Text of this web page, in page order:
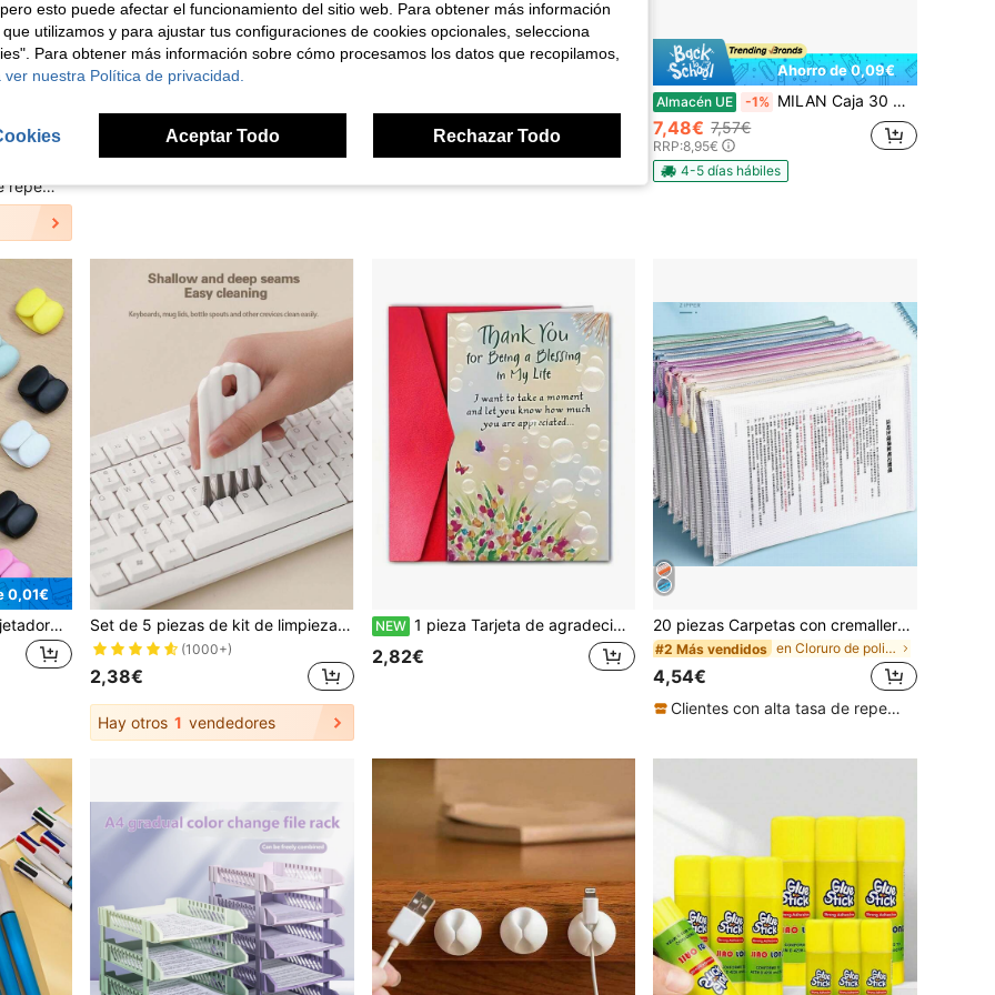
de vuelta a la escuela
Clientes con alta tasa de repetición
Ahorro de 0,09€
Almacén UE -1% MILAN Caja 30 Gomas miga de pan 430 cuadradas
7,48€ 7,57€
RRP:8,95€
4-5 días hábiles
0,01€
Set de 10/20 piezas de sujetadores de cables de colores aleatorios, envoltorios decorativos para cables de auriculares/carga, dispositivo multiusos para enrollar Set de 5 piezas de kit de limpieza multiusos para computadora: cepillo suave limpiador de teclado, limpiador de ranuras y teclas, cepillo limpiador de tapas de botellas térmicas, limpiador de teclado de mango curvo para ranuras profundas y poco profundas, cepillo para biberones, set de limpieza de escritorio, cepillo multifuncional, decoración de vuelta al colegio, decoración del hogar, adornos, cosas en miniatura para el hogar
(1000+)
2,38€
Hay otros 1 vendedores
NEW 1 pieza Tarjeta de agradecimiento adecuada para bodas, cumpleaños, Navidad, Año Nuevo, Pascua, Día de San Valentín, Día de la Madre - Gratitud elegante y sincera con mensaje, sobre para cualquier persona (para esposo, esposa, maestros)
2,82€
20 piezas Carpetas con cremallera de malla impermeables tamaño A4, adecuadas para proyectos de punto de cruz y rompecabezas, para viajes, escuela, reuniones de la junta y útiles escolares/de oficina, 5 colores macaron, de vuelta a la escuela, útiles escolares
#2 Más vendidos en Cloruro de polivinilo Chaquetas de archivo y bo
4,54€
Clientes con alta tasa de repetición
esto puede afectar el funcionamiento del sitio web. Para obtener más información
utilizamos y para ajustar tus configuraciones de cookies opcionales, selecciona
Para obtener más información sobre cómo procesamos los datos que recopilamos,
nuestra Política de privacidad.
Aceptar Todo Rechazar Todo